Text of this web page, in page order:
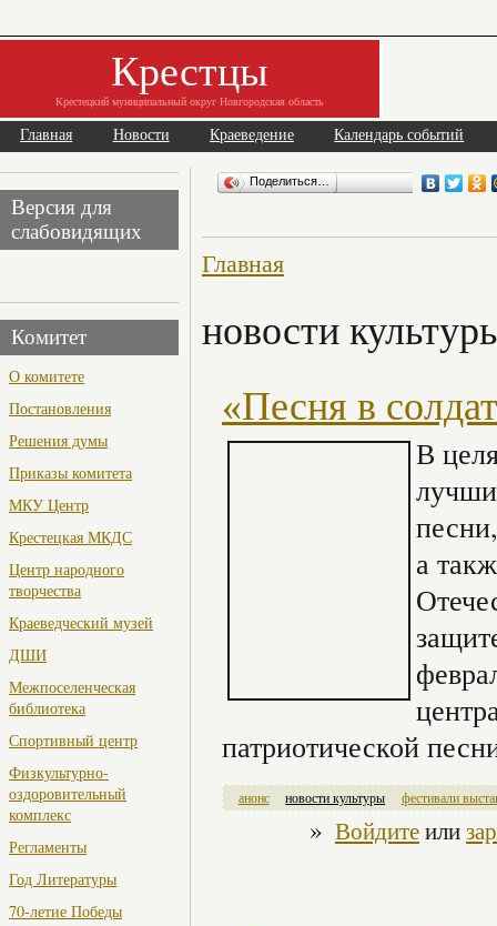
Крестцы
Крестецкий муниципальный округ Новгородская область
Главная Новости Краеведение Календарь событий
Версия для
слабовидящих
Комитет
О комитете
Постановления
Решения думы
Приказы комитета
МКУ Центр
Крестецкая МКДС
Центр народного
творчества
Краеведческий музей
ДШИ
Межпоселенческая
библиотека
Спортивный центр
Физкультурно-
оздоровительный
комплекс
Регламенты
Год Литературы
70-летие Победы
Поделиться…
Главная
новости
«Песня в
В
а
патриотической
анонс новости культуры фестивали
» Войдитеили